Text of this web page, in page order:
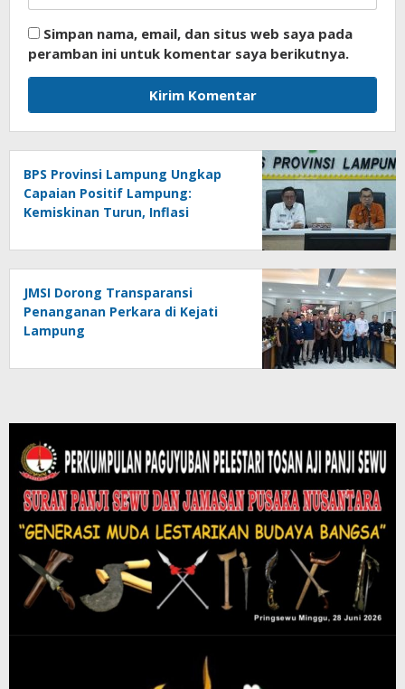
Simpan nama, email, dan situs web saya pada
peramban ini untuk komentar saya berikutnya.
BPS Provinsi Lampung Ungkap
Capaian Positif Lampung:
Kemiskinan Turun, Inflasi
Tumbuh
JMSI Dorong Transparansi
Penanganan Perkara di Kejati
Lampung